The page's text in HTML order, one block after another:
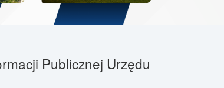
Publicznej Urzędu